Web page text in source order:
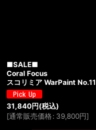
■SALE■
Coral Focus
スコリミア WarPaint No.11
31,840円(税込)
[通常販売価格 : 39,800円]